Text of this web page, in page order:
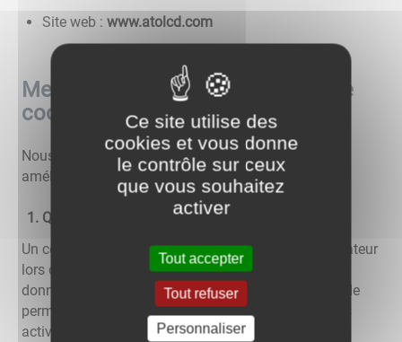
Site web : www.atolcd.com
Mentions relatives à l'utilisation de
cookies
Nous utilisons différents cookies sur le site pour
améliorer l'interactivité du site.
Qu'est-ce qu'un "cookie" ?
Un cookie est un fichier texte déposé sur votre ordinateur
lors de la visite d'un site. Il permet de conserver des
données utilisateur afin de faciliter la navigation et de
permettre certaines fonctionnalités. Vous pouvez les
activer ou les désactiver.
Ce site utilise des
cookies et vous donne
le contrôle sur ceux
que vous souhaitez
activer
Tout accepter
Tout refuser
Personnaliser